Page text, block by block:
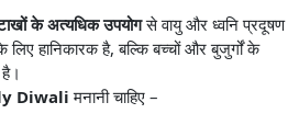
के अत्यधिक उपयोगसे वायु और ध्वनि प्रदूषण
हानिकारक है, बल्कि बच्चों और बुजुर्गों के
Diwali मनानी चाहिए –